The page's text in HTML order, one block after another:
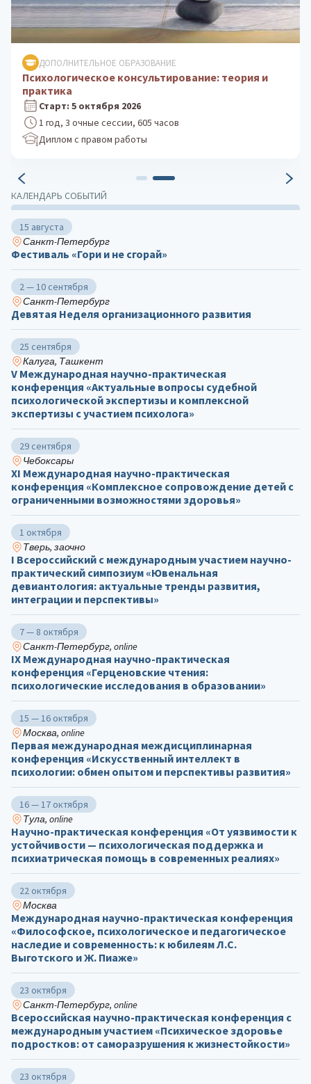
КАЛЕНДАРЬ СОБЫТИЙ
15 августа
Санкт-Петербург
Фестиваль «Гори и не сгорай»
2 — 10 сентября
Санкт-Петербург
Девятая Неделя организационного развития
25 сентября
Калуга, Ташкент
V Международная научно-практическая
конференция «Актуальные вопросы судебной
психологической экспертизы и комплексной
экспертизы с участием психолога»
29 сентября
Чебоксары
ХΙ Международная научно-практическая
конференция «Комплексное сопровождение детей с
ограниченными возможностями здоровья»
1 октября
Тверь, заочно
I Всероссийский с международным участием научно-
практический симпозиум «Ювенальная
девиантология: актуальные тренды развития,
интеграции и перспективы»
7 — 8 октября
Санкт-Петербург, online
IX Международная научно-практическая
конференция «Герценовские чтения:
психологические исследования в образовании»
15 — 16 октября
Москва, online
Первая международная междисциплинарная
конференция «Искусственный интеллект в
психологии: обмен опытом и перспективы развития»
16 — 17 октября
Тула, online
Научно-практическая конференция «От уязвимости к
устойчивости — психологическая поддержка и
психиатрическая помощь в современных реалиях»
22 октября
Москва
Международная научно-практическая конференция
«Философское, психологическое и педагогическое
наследие и современность: к юбилеям Л.С.
Выготского и Ж. Пиаже»
23 октября
Санкт-Петербург, online
Всероссийская научно-практическая конференция с
международным участием «Психическое здоровье
подростков: от саморазрушения к жизнестойкости»
23 октября
ДОПОЛНИТЕЛЬНОЕ ОБРАЗОВАНИЕ
Психологическое консультирование: теория и
практика
Старт: 5 октября 2026
1 год, 3 очные сессии, 605 часов
Диплом с правом работы